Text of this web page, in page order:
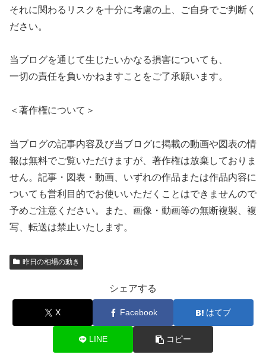
それに関わるリスクを十分に考慮の上、ご自身でご判断く
ださい。
当ブログを通じて生じたいかなる損害についても、
一切の責任を負いかねますことをご了承願います。
＜著作権について＞
当ブログの記事内容及び当ブログに掲載の動画や図表の情
報は無料でご覧いただけますが、著作権は放棄しておりま
せん。記事・図表・動画、いずれの作品または作品内容に
ついても営利目的でお使いいただくことはできませんので
予めご注意ください。また、画像・動画等の無断複製、複
写、転送は禁止いたします。
昨日の相場の動き
シェアする
X Facebook はてブ
LINE コピー